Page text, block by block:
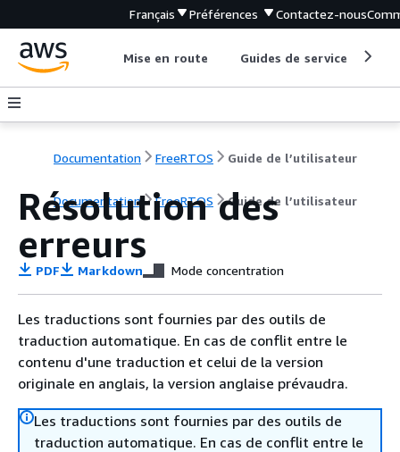
Français Préférences Contactez-nous
Mise en route Guides de service
Documentation FreeRTOS Guide de l’utilisateur
Documentation FreeRTOS Guide de l’utilisateur
Résolution des
erreurs
PDF Markdown Mode concentration
Les traductions sont fournies par des outils de
traduction automatique. En cas de conflit entre le
contenu d'une traduction et celui de la version
originale en anglais, la version anglaise prévaudra.
Les traductions sont fournies par des outils de
traduction automatique. En cas de conflit entre le